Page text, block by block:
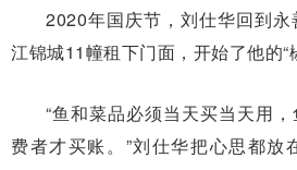
2020年国庆节，刘仕华回到
江锦城11幢租下门面，开始了他的“
“鱼和菜品必须当天买当天用
费者才买账。”刘仕华把心思都放